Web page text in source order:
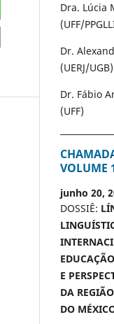
Dra. Lúcia
(UFF/
Dr.
(UERJ/UGB)
Dr. Fábio
(UFF)
VOLUME
junho 20,
DOSSIÊ:
E
DA
DO